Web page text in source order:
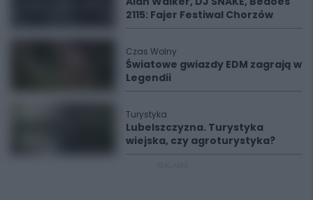
2115: Fajer Festiwal Chorzów
Czas Wolny
Światowe gwiazdy EDM zagrają w
Legendii
Turystyka
Lubelszczyzna. Turystyka
wiejska, czy agroturystyka?